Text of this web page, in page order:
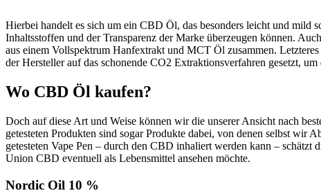
Hierbei handelt es sich um ein CBD Öl, das besonders leicht und mild
Inhaltsstoffen und der Transparenz der Marke überzeugen können.
aus einem Vollspektrum Hanfextrakt und MCT Öl zusammen.
der Hersteller auf das schonende CO2 Extraktionsverfahren gesetzt,
Wo CBD Öl kaufen?
Doch auf diese Art und Weise können wir die unserer Ansicht nach
getesteten Produkten sind sogar Produkte dabei, von denen selbst
getesteten Vape Pen – durch den CBD inhaliert werden kann – schätzt
Union CBD eventuell als Lebensmittel ansehen möchte.
Nordic Oil 10 %